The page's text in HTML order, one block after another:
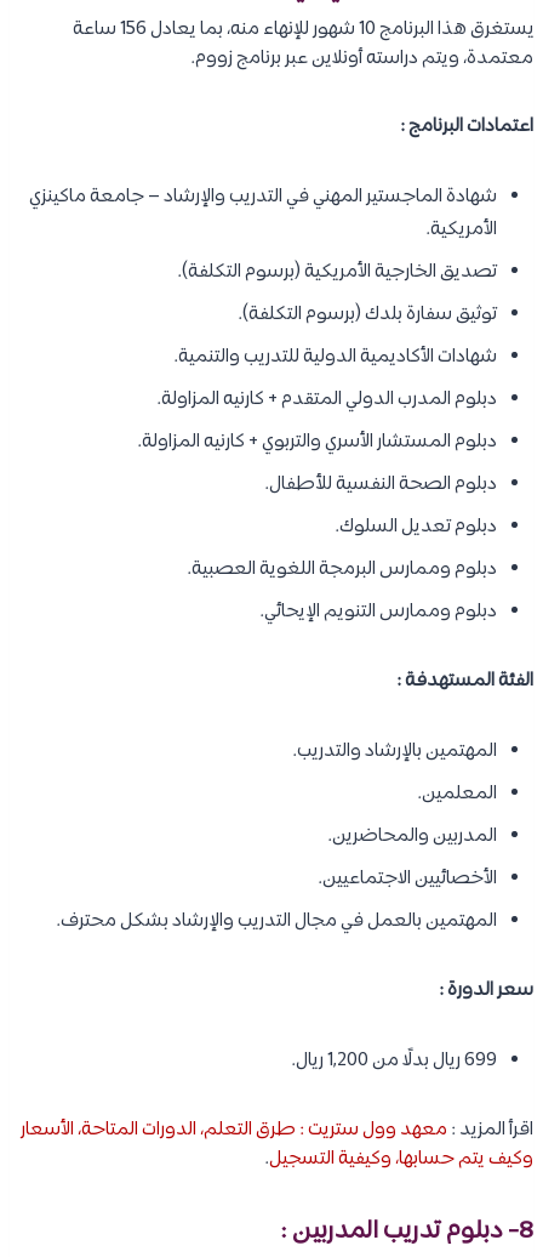
يستغرق هذا البرنامج 10 شهور للإنهاء منه، بما يعادل 156 ساعة
معتمدة، ويتم دراسته أونلاين عبر برنامج زووم.
اعتمادات البرنامج :
شهادة الماجستير المهني في التدريب والإرشاد – جامعة ماكينزي
الأمريكية.
تصديق الخارجية الأمريكية (برسوم التكلفة).
توثيق سفارة بلدك (برسوم التكلفة).
شهادات الأكاديمية الدولية للتدريب والتنمية.
دبلوم المدرب الدولي المتقدم + كارنيه المزاولة.
دبلوم المستشار الأسري والتربوي + كارنيه المزاولة.
دبلوم الصحة النفسية للأطفال.
دبلوم تعديل السلوك.
دبلوم وممارس البرمجة اللغوية العصبية.
دبلوم وممارس التنويم الإيحائي.
الفئة المستهدفة :
المهتمين بالإرشاد والتدريب.
المعلمين.
المدربين والمحاضرين.
الأخصائيين الاجتماعيين.
المهتمين بالعمل في مجال التدريب والإرشاد بشكل محترف.
سعر الدورة :
699 ريال بدلًا من 1,200 ريال.
اقرأ المزيد : معهد وول ستريت : طرق التعلم، الدورات المتاحة، الأسعار
وكيف يتم حسابها، وكيفية التسجيل.
8- دبلوم تدريب المدربين :